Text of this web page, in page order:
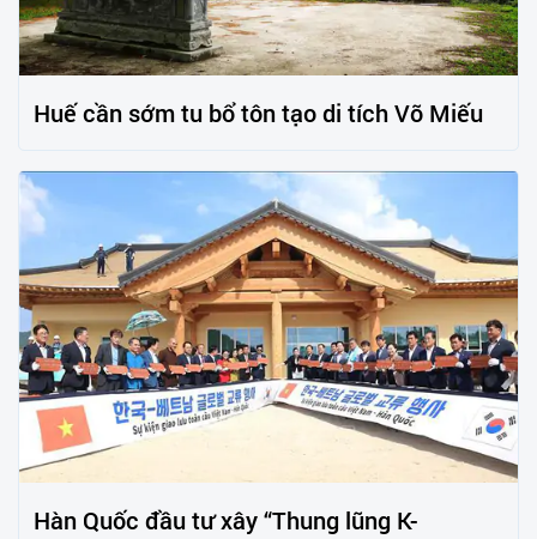
Huế cần sớm tu bổ tôn tạo di tích Võ Miếu
Hàn Quốc đầu tư xây “Thung lũng K-